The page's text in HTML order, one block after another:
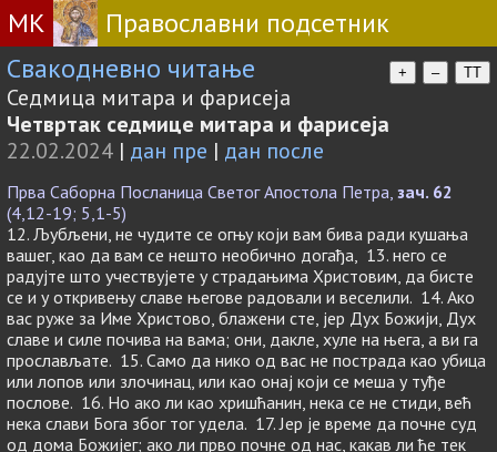
МК
Православни подсетник
Свакодневно читање
+ – TT
Седмица митара и фарисеја
Четвртак седмице митара и фарисеја
22.02.2024 | дан пре | дан после
Прва Саборна Посланица Светог Апостола Петра, зач. 62
(4,12-19; 5,1-5)
12. Љубљени, не чудите се огњу који вам бива ради кушања
вашег, као да вам се нешто необично догађа, 13. него се
радујте што учествујете у страдањима Христовим, да бисте
се и у откривењу славе његове радовали и веселили. 14. Ако
вас руже за Име Христово, блажени сте, јер Дух Божији, Дух
славе и силе почива на вама; они, дакле, хуле на њега, а ви га
прослављате. 15. Само да нико од вас не пострада као убица
или лопов или злочинац, или као онај који се меша у туђе
послове. 16. Но ако ли као хришћанин, нека се не стиди, већ
нека слави Бога због тог удела. 17. Јер је време да почне суд
од дома Божијег; ако ли прво почне од нас, какав ли ће тек